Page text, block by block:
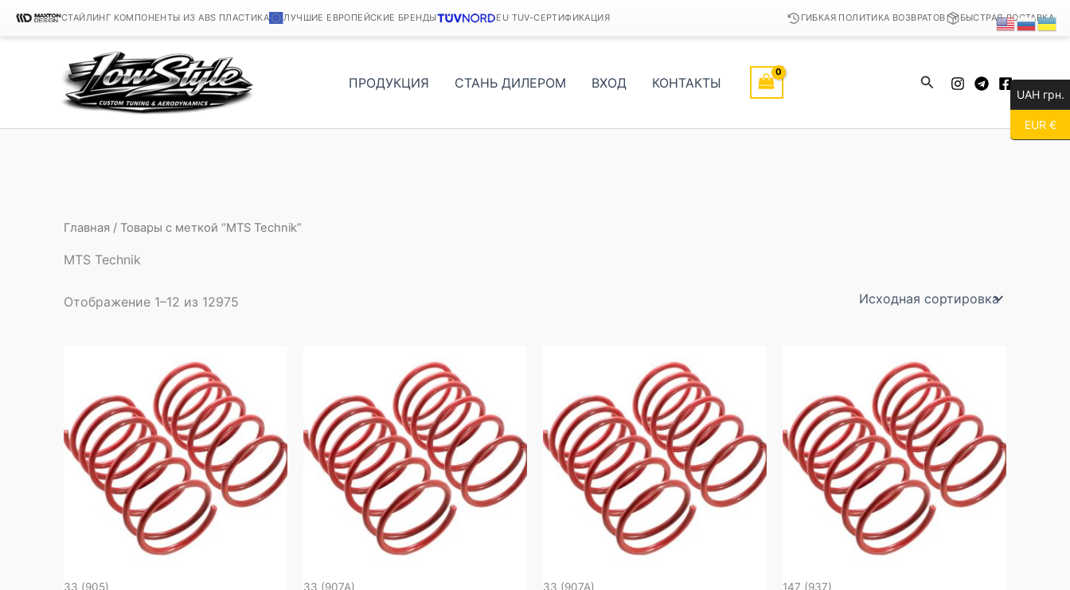
СТАЙЛИНГ КОМПОНЕНТЫ ИЗ ABS ПЛАСТИКА ЛУЧШИЕ ЕВРОПЕЙСКИЕ БРЕНДЫ EU TUV-СЕРТИФИКАЦИЯ ГИБКАЯ ПОЛИТИКА ВОЗВРАТОВ БЫСТРАЯ ДОСТАВКА
содержимому
ПРОДУКЦИЯ СТАНЬ ДИЛЕРОМ ВХОД КОНТАКТЫ Поиск
Главная / Товары с меткой “MTS Technik”
MTS Technik
Отображение 1–12 из 12975
33 (905) 33 (907A) 33 (907A) 147 (937)
UAH грн.
EUR €